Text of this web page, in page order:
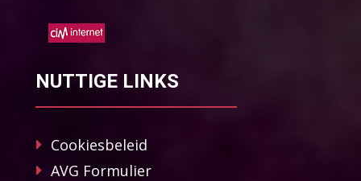
NUTTIGE LINKS
Cookiesbeleid
AVG Formulier